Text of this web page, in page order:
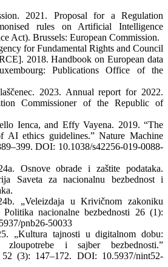
2021. Proposal for a Regulation
rules on Artificial Intelligence
Act). Brussels: European Commission.
for Fundamental Rights and Council
2018. Handbook on European data
Publications Office of the
2023. Annual report for 2022.
Commissioner of the Republic of
Ienca, and Effy Vayena. 2019. “The
AI ethics guidelines.” Nature Machine
DOI: 10.1038/s42256-019-0088-
Osnove obrade i zaštite podataka.
Saveta za nacionalnu bezbednost i
„Veleizdaja u Krivičnom zakoniku
nacionalne bezbednosti 26 (1):
pnb26-50033
„Kultura tajnosti u digitalnom dobu:
zloupotrebe i sajber bezbednosti.”
(3): 147–172. DOI: 10.5937/nint52-